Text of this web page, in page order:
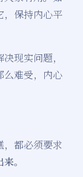
，保持内心平
现实问题，
么难受，内心
，都必须要求
来。